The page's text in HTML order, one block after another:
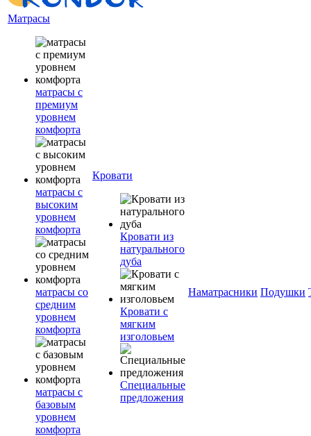
Матрасы
матрасы с
премиум
уровнем
комфорта
матрасы с
высоким
уровнем
комфорта
матрасы со
средним
уровнем
комфорта
матрасы с
базовым
уровнем
комфорта
Кровати
Кровати из
натурального
дуба
Кровати с
мягким
изголовьем
Специальные
предложения
Наматрасники Подушки